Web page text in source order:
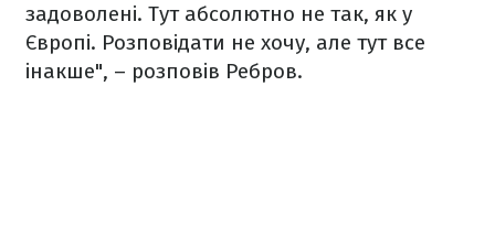
задоволені. Тут абсолютно не так, як у
Європі. Розповідати не хочу, але тут все
інакше", – розповів Ребров.